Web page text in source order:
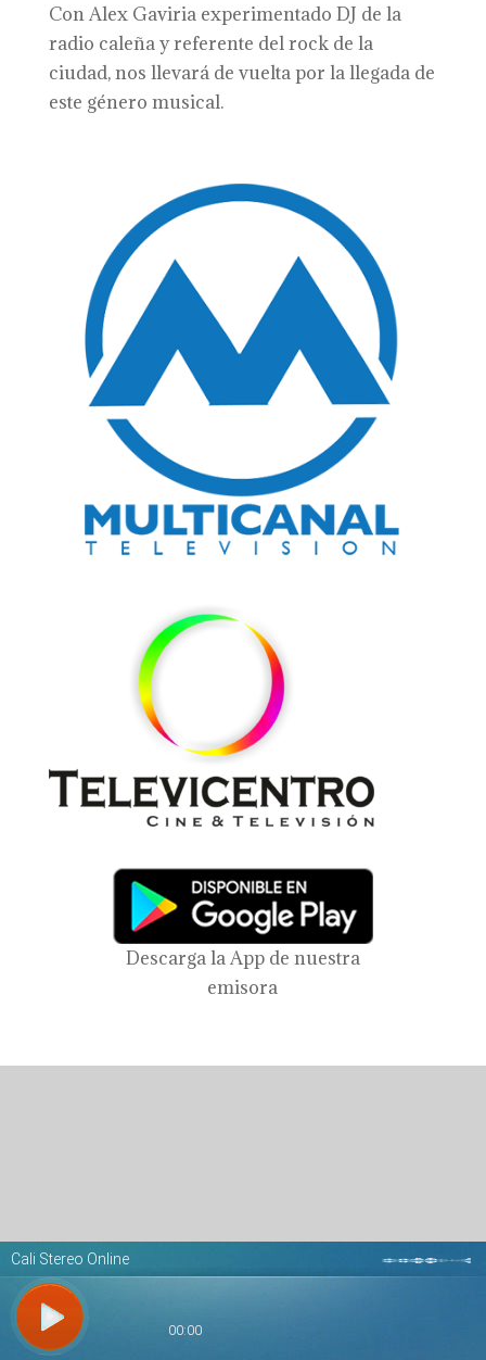
Con Alex Gaviria experimentado DJ de la
radio caleña y referente del rock de la
ciudad, nos llevará de vuelta por la llegada de
este género musical.
Descarga la App de nuestra
emisora